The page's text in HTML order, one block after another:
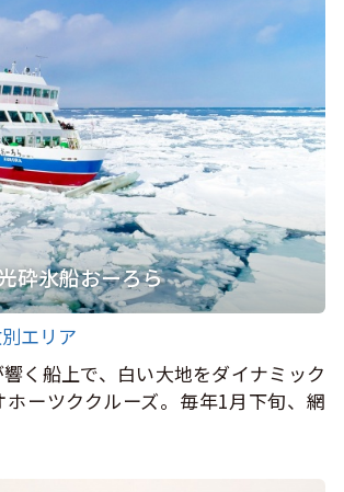
砕氷船おーろら
エリア
く船上で、白い大地をダイナミック
ホーツククルーズ。毎年1月下旬、網